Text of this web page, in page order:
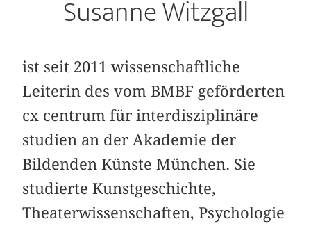
Susanne Witzgall
ist seit 2011 wissenschaftliche
Leiterin des vom BMBF geförderten
cx centrum für interdisziplinäre
studien an der Akademie der
Bildenden Künste München. Sie
studierte Kunstgeschichte,
Theaterwissenschaften, Psychologie